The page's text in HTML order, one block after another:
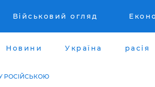
Військовий огляд
Новини Україна расія
РОСІЙСЬКОЮ